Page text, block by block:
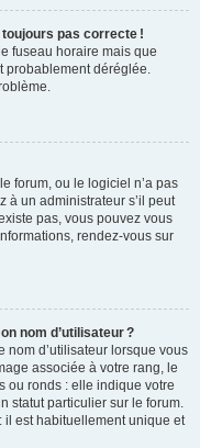
toujours pas correcte !
fuseau horaire mais que
probablement déréglée.
forum, ou le logiciel n’a pas
à un administrateur s’il peut
pas, vous pouvez vous
rendez-vous sur
nom d’utilisateur ?
nom d’utilisateur lorsque vous
associée à votre rang, le
ou ronds : elle indique votre
statut particulier sur le forum.
il est habituellement unique et